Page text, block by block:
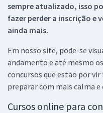
sempre atualizado, isso
fazer perder a inscrição e
ainda mais.
Em nosso site, pode-se
andamento e até mesmo
concursos que estão por
preparar com mais calma
Cursos online para